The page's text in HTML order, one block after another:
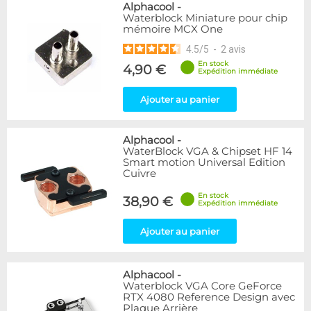
Alphacool -
Waterblock Miniature pour chip
mémoire MCX One
4.5/5 - 2 avis
4,90 €
En stock
Expédition immédiate
Ajouter au panier
Alphacool -
WaterBlock VGA & Chipset HF 14
Smart motion Universal Edition
Cuivre
38,90 €
En stock
Expédition immédiate
Ajouter au panier
Alphacool -
Waterblock VGA Core GeForce
RTX 4080 Reference Design avec
Plaque Arrière